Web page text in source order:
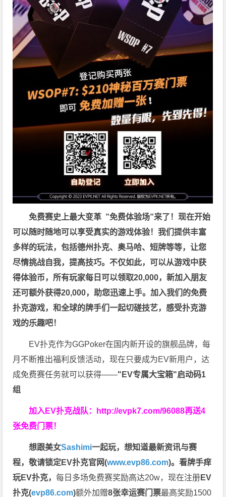
免费赛史上最大变革 ”免费体验场”来了！现在开始
可以随时随地可以享受真实的游戏体验！我们提供丰富
多样的玩法，包括德州扑克、奥马哈、短牌等等，让您
尽情挑战自我，提高技巧。不仅如此， 可以从游戏中获
得体验币，所有玩家每日可以领取20,000，新加入朋友
还可额外获得20,000，助您迅速上手。加入我们的免费
扑克游戏，和全球的牌手们一起切磋技艺，感受扑克游
戏的乐趣吧！
EV扑克作为GGPoker在国内新开设的旗舰品牌，每
月不断推出福利反馈活动，现在只要成为EV新用户，达
成免费赛任务就可以获得——"EV专属大宝箱"启动码1
组
加入EV扑克战队： http://evpk7.com/96088再送4
张免费门票！
想跟美女Sashimi一起玩，想知道最新资讯与赛
程，敬请锁定EV扑克官网(www.evp86.com)。看牌手痒
玩EV扑克，每日多场免费赛奖励高达20w，现在注册EV
扑克(evp86.com)额外加赠8张幸运赛门票最高奖励1500